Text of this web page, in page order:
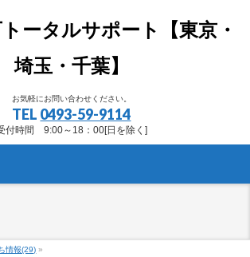
ータルサポート【東京・
埼玉・千葉】
お気軽にお問い合わせください。
TEL 0493-59-9114
付時間 9:00～18：00[日を除く]
情報(29) »